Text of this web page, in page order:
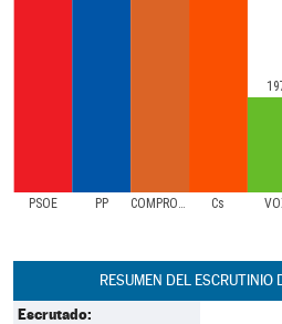
PSOE PP COMPROMíS Cs
RESUMEN DEL ESCRUTINIO
Escrutado: